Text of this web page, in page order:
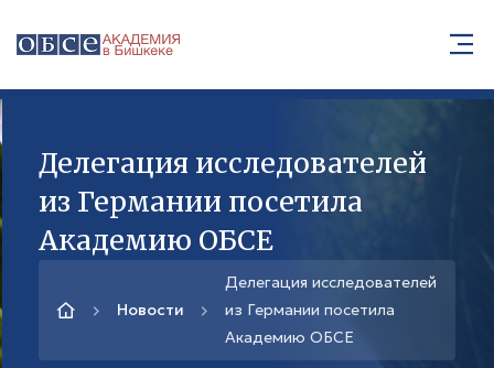
Делегация исследователей
из Германии посетила
Академию ОБСЕ
Новости
Делегация исследователей
из Германии посетила
Академию ОБСЕ